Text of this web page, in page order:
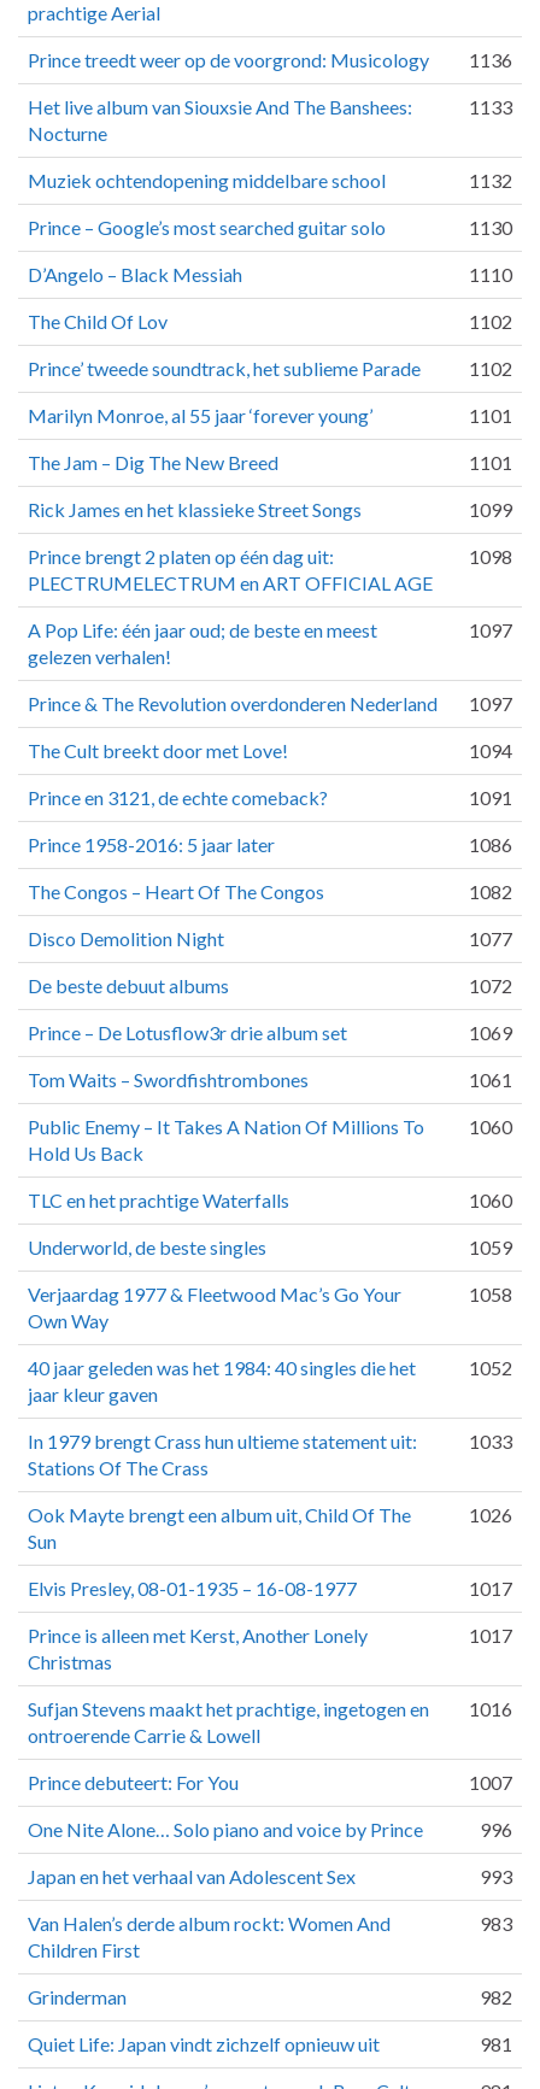
prachtige Aerial
Prince treedt weer op de voorgrond: Musicology 1136
Het live album van Siouxsie And The Banshees:
Nocturne
1133
Muziek ochtendopening middelbare school 1132
Prince – Google’s most searched guitar solo 1130
D’Angelo – Black Messiah 1110
The Child Of Lov 1102
Prince’ tweede soundtrack, het sublieme Parade 1102
Marilyn Monroe, al 55 jaar ‘forever young’ 1101
The Jam – Dig The New Breed 1101
Rick James en het klassieke Street Songs 1099
Prince brengt 2 platen op één dag uit:
PLECTRUMELECTRUM en ART OFFICIAL AGE
1098
A Pop Life: één jaar oud; de beste en meest
gelezen verhalen!
1097
Prince & The Revolution overdonderen Nederland 1097
The Cult breekt door met Love! 1094
Prince en 3121, de echte comeback? 1091
Prince 1958-2016: 5 jaar later 1086
The Congos – Heart Of The Congos 1082
Disco Demolition Night 1077
De beste debuut albums 1072
Prince – De Lotusflow3r drie album set 1069
Tom Waits – Swordfishtrombones 1061
Public Enemy – It Takes A Nation Of Millions To
Hold Us Back
1060
TLC en het prachtige Waterfalls 1060
Underworld, de beste singles 1059
Verjaardag 1977 & Fleetwood Mac’s Go Your
Own Way
1058
40 jaar geleden was het 1984: 40 singles die het
jaar kleur gaven
1052
In 1979 brengt Crass hun ultieme statement uit:
Stations Of The Crass
1033
Ook Mayte brengt een album uit, Child Of The
Sun
1026
Elvis Presley, 08-01-1935 – 16-08-1977 1017
Prince is alleen met Kerst, Another Lonely
Christmas
1017
Sufjan Stevens maakt het prachtige, ingetogen en
ontroerende Carrie & Lowell
1016
Prince debuteert: For You 1007
One Nite Alone… Solo piano and voice by Prince 996
Japan en het verhaal van Adolescent Sex 993
Van Halen’s derde album rockt: Women And
Children First
983
Grinderman 982
Quiet Life: Japan vindt zichzelf opnieuw uit 981